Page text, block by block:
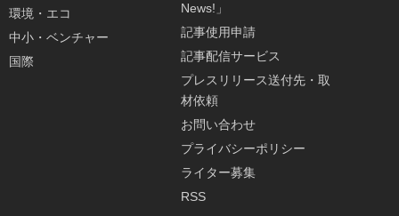
環境・エコ
中小・ベンチャー
国際
News!」
記事使用申請
記事配信サービス
プレスリリース送付先・取
材依頼
お問い合わせ
プライバシーポリシー
ライター募集
RSS